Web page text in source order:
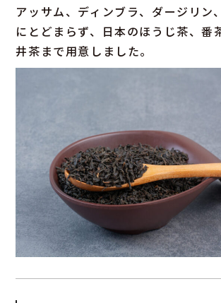
アッサム、ディンブラ、ダージリン
にとどまらず、日本のほうじ茶、番
井茶まで用意しました。